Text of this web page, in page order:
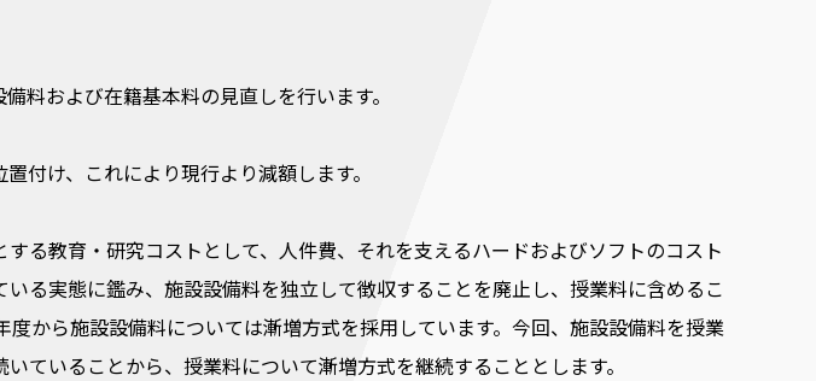
料および在籍基本料の見直しを行います。
付け、これにより現行より減額します。
る教育・研究コストとして、人件費、それを支えるハードおよびソフトのコスト
る実態に鑑み、施設設備料を独立して徴収することを廃止し、授業料に含めるこ
から施設設備料については漸増方式を採用しています。今回、施設設備料を授業
ていることから、授業料について漸増方式を継続することとします。